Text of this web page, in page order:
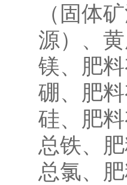
（固体
源）、
镁、肥
硼、肥
硅、肥
总铁、
总氯、